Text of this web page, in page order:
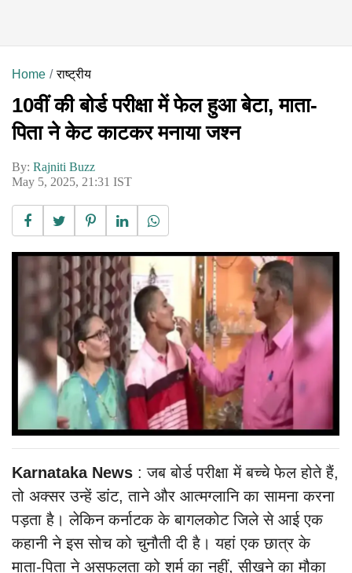
Home राष्ट्रीय
10वीं की बोर्ड परीक्षा में फेल हुआ बेटा, माता-
पिता ने केट काटकर मनाया जश्न
By: Rajniti Buzz
May 5, 2025, 21:31 IST
Karnataka News : जब बोर्ड परीक्षा में बच्चे फेल होते हैं,
तो अक्सर उन्हें डांट, ताने और आत्मग्लानि का सामना करना
पड़ता है। लेकिन कर्नाटक के बागलकोट जिले से आई एक
कहानी ने इस सोच को चुनौती दी है। यहां एक छात्र के
माता-पिता ने असफलता को शर्म का नहीं, सीखने का मौका